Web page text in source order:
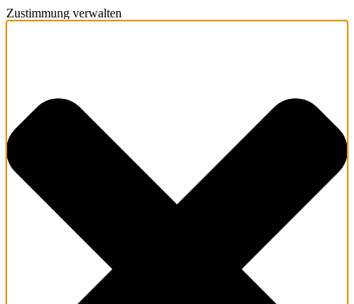
Zustimmung verwalten